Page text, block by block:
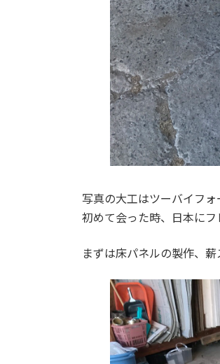
写真の大工はツーバイフォ
初めて会った時、日本にフ
まずは床パネルの製作、